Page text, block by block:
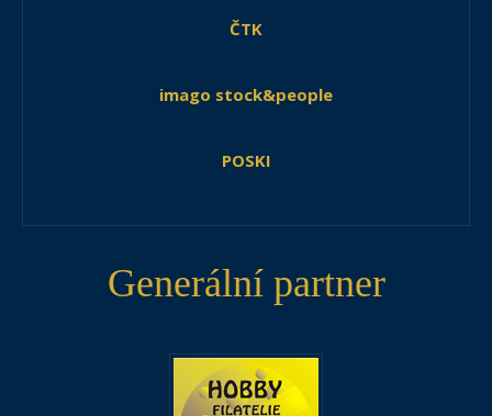
ČTK
imago stock&people
POSKI
Generální partner